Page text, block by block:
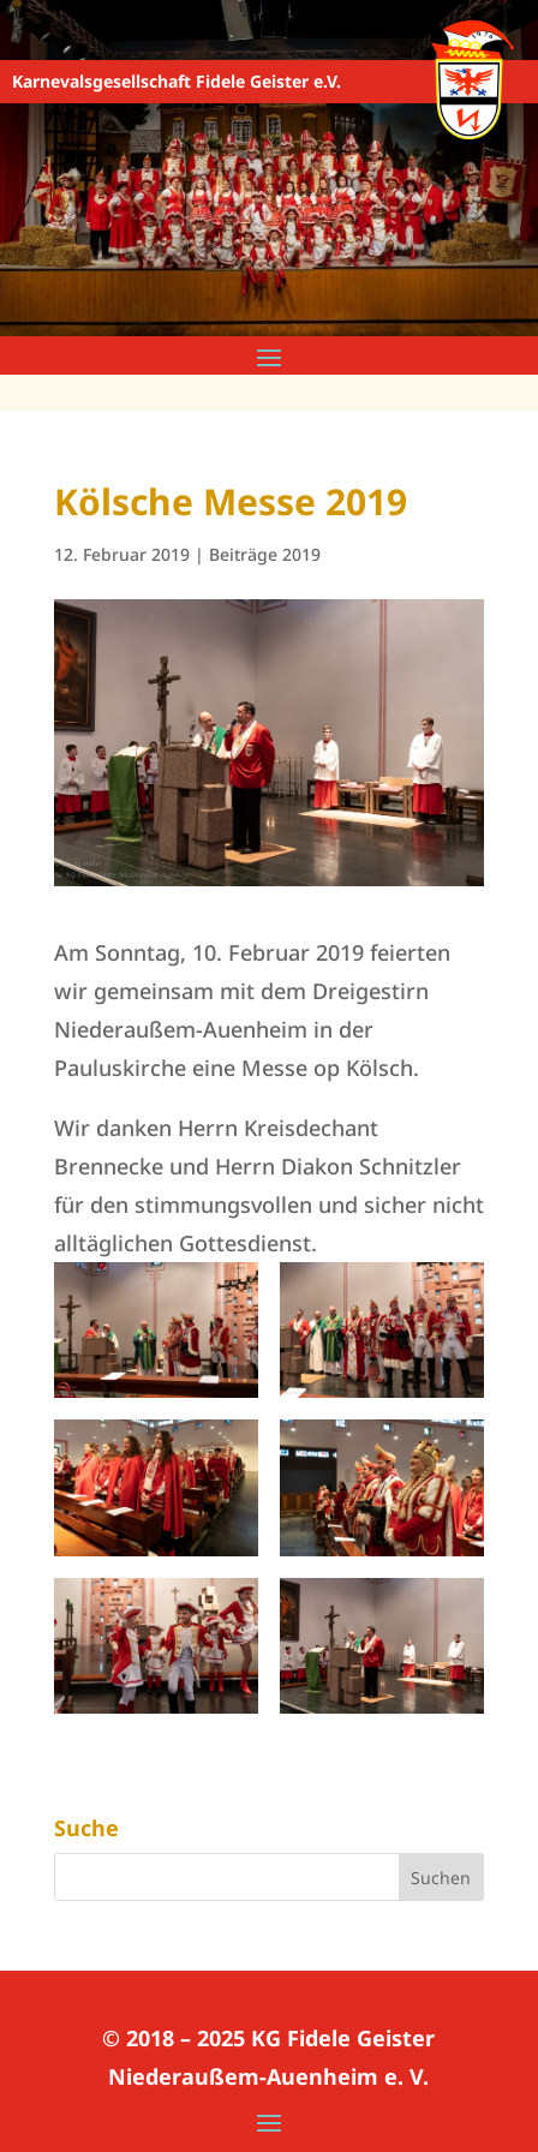
Karnevalsgesellschaft Fidele Geister e.V.
Kölsche Messe 2019
12. Februar 2019| Beiträge 2019
Am Sonntag, 10. Februar 2019 feierten
wir gemeinsam mit dem Dreigestirn
Niederaußem-Auenheim in der
Pauluskirche eine Messe op Kölsch.
Wir danken Herrn Kreisdechant
Brennecke und Herrn Diakon Schnitzler
für den stimmungsvollen und sicher nicht
alltäglichen Gottesdienst.
Suche
© 2018 – 2025 KG Fidele Geister
Niederaußem-Auenheim e. V.